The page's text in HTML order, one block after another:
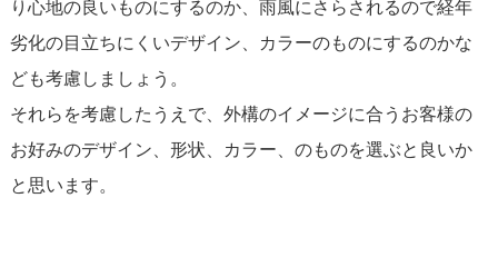
り心地の良いものにするのか、雨風にさらされるので経年
劣化の目立ちにくいデザイン、カラーのものにするのかな
ども考慮しましょう。
それらを考慮したうえで、外構のイメージに合うお客様の
お好みのデザイン、形状、カラー、のものを選ぶと良いか
と思います。